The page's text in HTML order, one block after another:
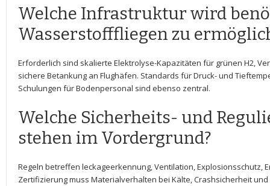
Welche Infrastruktur wird
Wasserstofffliegen‍ zu
Erforderlich ‌sind skalierte Elektrolyse-Kapazitäten für‍ grünen H2,
sichere Betankung an​ Flughäfen. Standards für Druck- und
Schulungen für Bodenpersonal sind‍ ebenso zentral.
Welche Sicherheits- und
stehen ⁤im​ Vordergrund?
Regeln betreffen leckageerkennung, Ventilation, Explosionsschutz,
Zertifizierung muss Materialverhalten bei‌ Kälte,⁢ Crashsicherheit